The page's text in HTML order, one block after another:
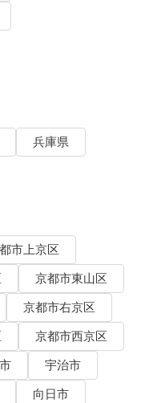
兵庫県
市上京区
京都市東山区
京都市右京区
京都市西京区
宇治市
向日市